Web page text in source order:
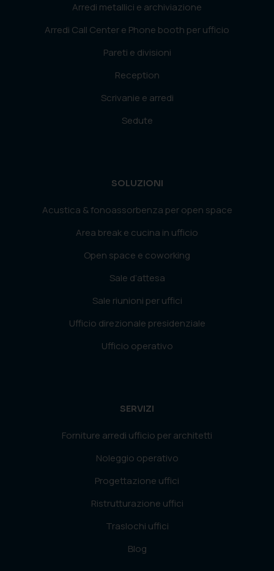
Arredi metallici e archiviazione
Arredi Call Center e Phone booth per ufficio
Pareti e divisioni
Reception
Scrivanie e arredi
Sedute
SOLUZIONI
Acustica & fonoassorbenza per open space
Area break e cucina in ufficio
Open space e coworking
Sale d’attesa
Sale riunioni per uffici
Ufficio direzionale presidenziale
Ufficio operativo
SERVIZI
Forniture arredi ufficio per architetti
Noleggio operativo
Progettazione uffici
Ristrutturazione uffici
Traslochi uffici
Blog